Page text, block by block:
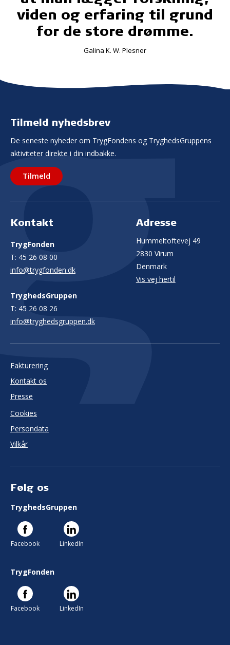
viden og erfaring til grund
for de store drømme.
Galina K. W. Plesner
Tilmeld nyhedsbrev
De seneste nyheder om TrygFondens og TryghedsGruppens
aktiviteter direkte i din indbakke.
Tilmeld
Kontakt
TrygFonden
T: 45 26 08 00
info@trygfonden.dk
TryghedsGruppen
T: 45 26 08 26
info@tryghedsgruppen.dk
Adresse
Hummeltoftevej 49
2830 Virum
Denmark
Vis vej hertil
Fakturering
Kontakt os
Presse
Cookies
Persondata
Vilkår
Følg os
TryghedsGruppen
Facebook LinkedIn
TrygFonden
Facebook LinkedIn